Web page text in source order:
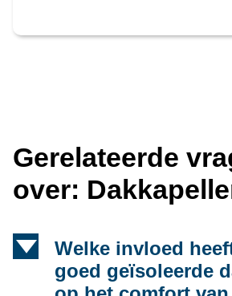
Gerelateerde
over:
d
Welke invloed
goed geïsoleerde